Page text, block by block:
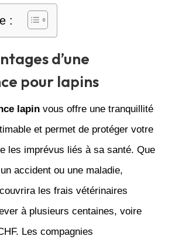
:
d’une
pour lapins
lapinvous offre une tranquillité
et permet de protéger votre
les imprévus liés à sa santé. Que
accident ou une maladie,
les frais vétérinaires
à plusieurs centaines, voire
Les compagnies